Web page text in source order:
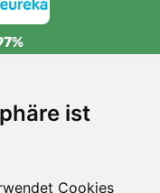
ist
Cookies
über 80 EUR